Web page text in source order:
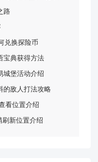
路
兑换探险币
宝典获得方法
城堡活动介绍
的敌人打法攻略
看位置介绍
刷新位置介绍